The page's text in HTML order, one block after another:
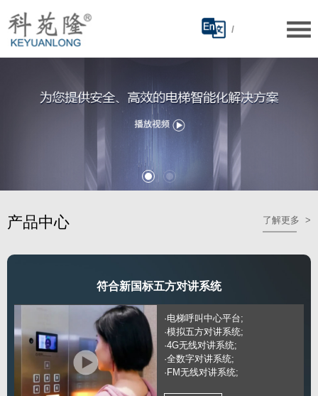
/
产品中心 了解更多 >
符合新国标五方对讲系统
·电梯呼叫中心平台;
·模拟五方对讲系统;
·4G无线对讲系统;
·全数字对讲系统;
·FM无线对讲系统;